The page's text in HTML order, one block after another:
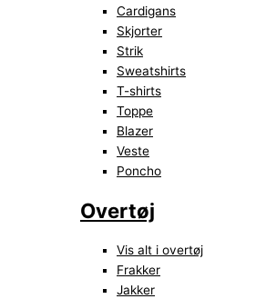
Cardigans
Skjorter
Strik
Sweatshirts
T-shirts
Toppe
Blazer
Veste
Poncho
Overtøj
Vis alt i overtøj
Frakker
Jakker